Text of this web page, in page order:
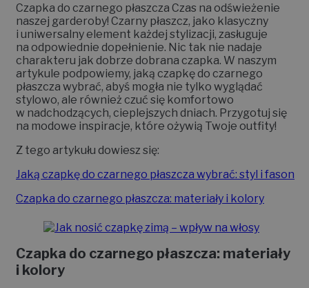
Czapka do czarnego płaszcza Czas na odświeżenie
naszej garderoby! Czarny płaszcz, jako klasyczny
i uniwersalny element każdej stylizacji, zasługuje
na odpowiednie dopełnienie. Nic tak nie nadaje
charakteru jak dobrze dobrana czapka. W naszym
artykule podpowiemy, jaką czapkę do czarnego
płaszcza wybrać, abyś mogła nie tylko wyglądać
stylowo, ale również czuć się komfortowo
w nadchodzących, cieplejszych dniach. Przygotuj się
na modowe inspiracje, które ożywią Twoje outfity!
Z tego artykułu dowiesz się:
Jaką czapkę do czarnego płaszcza wybrać: styl i fason
Czapka do czarnego płaszcza: materiały i kolory
Czapka do czarnego płaszcza: materiały
i kolory